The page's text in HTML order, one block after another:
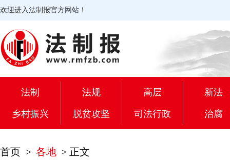
欢迎进入法制报官方网站！
法制 法规 高层 新法
乡村振兴 脱贫攻坚 司法行政 治腐
首页 > 各地 > 正文